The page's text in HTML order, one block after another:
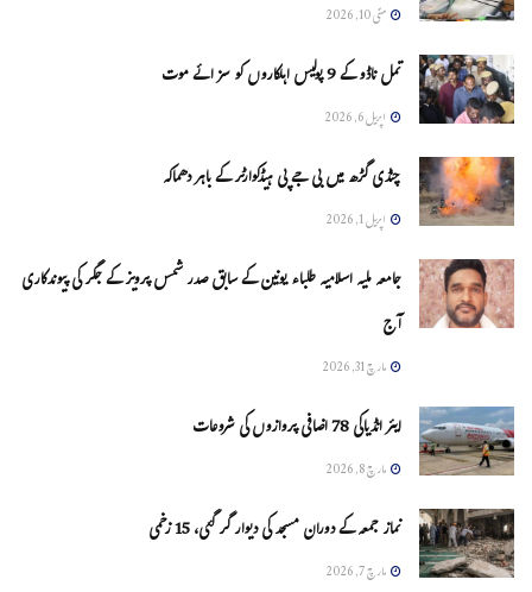
مئی 10, 2026
تمل ناڈو کے 9 پولیس اہلکاروں کو سزائے موت
اپریل 6, 2026
چنڈی گڑھ میں بی جے پی ہیڈکوارٹر کے باہر دھماکہ
اپریل 1, 2026
جامعہ ملیہ اسلامیہ طلباء یونین کے سابق صدر شمس پرویز کے جگر کی پیوندکاری
آج
مارچ 31, 2026
ایئر انڈیاکی 78 اضافی پروازوں کی شروعات
مارچ 8, 2026
نماز جمعہ کے دوران مسجد کی دیوار گر گئی، 15 زخمی
مارچ 7, 2026